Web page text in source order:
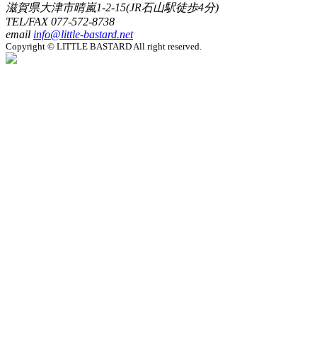
滋賀県大津市晴嵐1-2-15(JR石山駅徒歩4分)
TEL/FAX077-572-8738
email info@little-bastard.net
Copyright © LITTLE BASTARD All right reserved.